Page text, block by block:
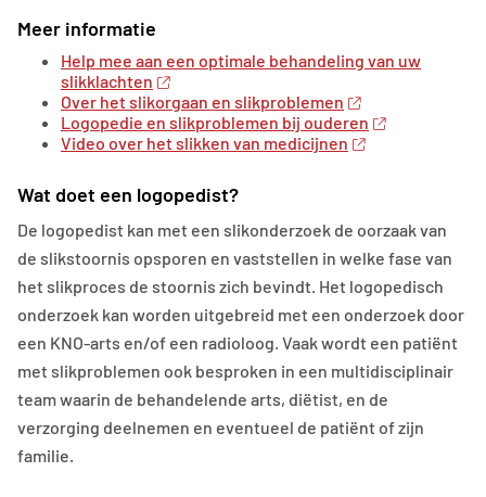
Meer informatie
Help mee aan een optimale behandeling van uw
slikklachten
Over het slikorgaan en slikproblemen
Logopedie en slikproblemen bij ouderen
Video over het slikken van medicijnen
Wat doet een logopedist?
De logopedist kan met een slikonderzoek de oorzaak van
de slikstoornis opsporen en vaststellen in welke fase van
het slikproces de stoornis zich bevindt. Het logopedisch
onderzoek kan worden uitgebreid met een onderzoek door
een KNO-arts en/of een radioloog. Vaak wordt een patiënt
met slikproblemen ook besproken in een multidisciplinair
team waarin de behandelende arts, diëtist, en de
verzorging deelnemen en eventueel de patiënt of zijn
familie.